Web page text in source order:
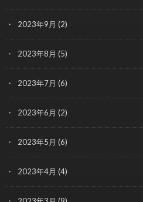
2023年9月 (2)
2023年8月 (5)
2023年7月 (6)
2023年6月 (2)
2023年5月 (6)
2023年4月 (4)